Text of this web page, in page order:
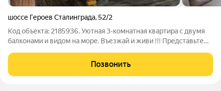
шоссе Героев Сталинграда,52/2
Код объекта: 2185936. Уютная 3-комнатная квартира с двумя
балконами и видом на море. Въезжай и живи !!! Представьте
уютной девятиэтажки встречает светом и теплом. Это
пространство, где каждая
Позвонить